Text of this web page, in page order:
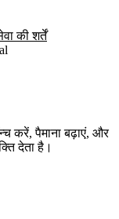
की शर्तें
करें, पैमाना बढ़ाएं, और
देता है।